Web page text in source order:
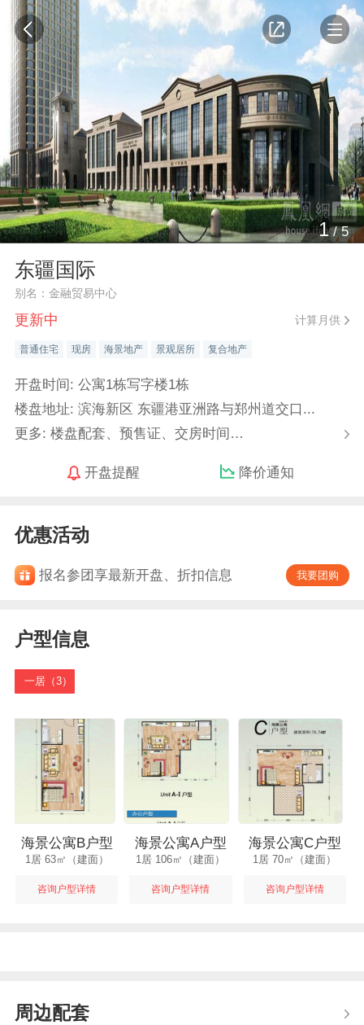
1/5
东疆国际
别名：金融贸易中心
更新中 计算月供
普通住宅 现房 海景地产 景观居所 复合地产
开盘时间: 公寓1栋写字楼1栋
楼盘地址: 滨海新区 东疆港亚洲路与郑州道交口...
更多: 楼盘配套、预售证、交房时间…
开盘提醒 降价通知
优惠活动
报名参团享最新开盘、折扣信息 我要团购
户型信息
一居（3）
海景公寓B户型
1居 63㎡（建面）
咨询户型详情
海景公寓A户型
1居 106㎡（建面）
咨询户型详情
海景公寓C户型
1居 70㎡（建面）
咨询户型详情
周边配套